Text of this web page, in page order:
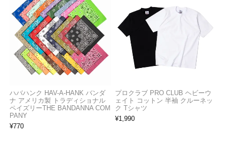
ハバハンク HAV-A-HANK バンダ
ナ アメリカ製 トラディショナル
ペイズリーTHE BANDANNA COM
PANY
¥770
プロクラブ PRO CLUB ヘビーウ
ェイト コットン 半袖 クルーネッ
ク Tシャツ
¥1,990